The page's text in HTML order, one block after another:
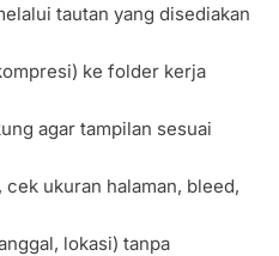
tautan yang disediakan
ke folder kerja
agar tampilan sesuai
, cek ukuran halaman, bleed,
lokasi) tanpa